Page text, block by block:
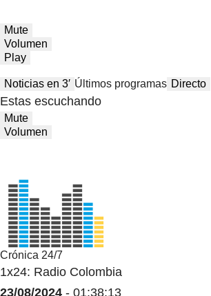
Mute
Volumen
Play
Noticias en 3′ Últimos programas Directo
Estas escuchando
Mute
Volumen
Crónica 24/7
1x24: Radio Colombia
23/08/2024 - 01:38:13